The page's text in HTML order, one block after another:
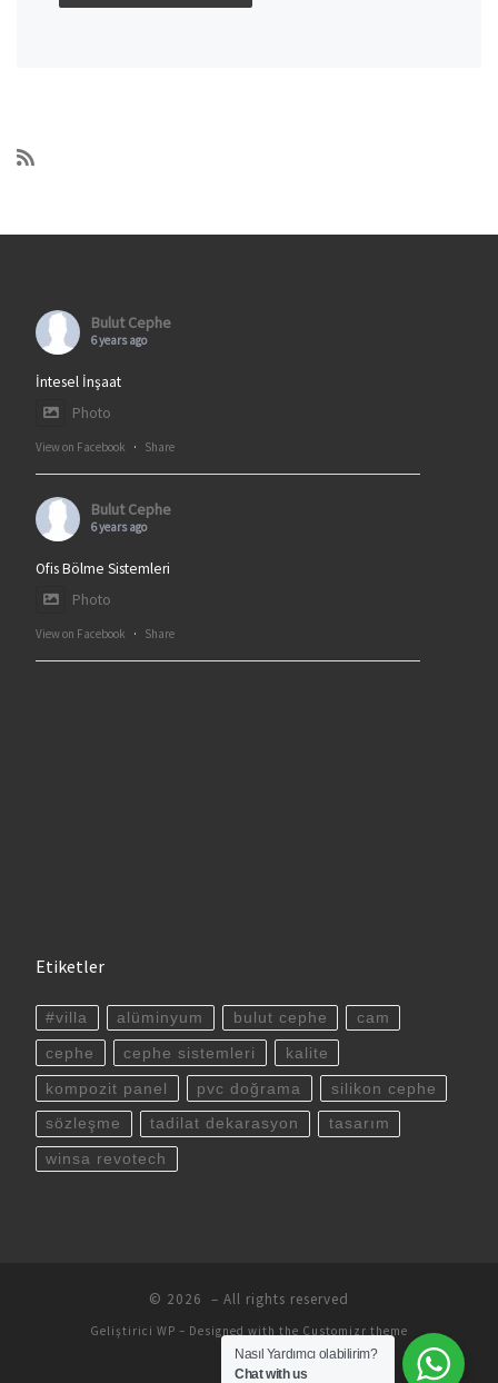
Bulut Cephe
6 years ago
İntesel İnşaat
Photo
View on Facebook · Share
Bulut Cephe
6 years ago
Ofis Bölme Sistemleri
Photo
View on Facebook · Share
Etiketler
#villa alüminyum bulut cephe cam
cephe cephe sistemleri kalite
kompozit panel pvc doğrama silikon cephe
sözleşme tadilat dekarasyon tasarım
winsa revotech
© 2026 – All rights reserved
Geliştirici WP – Designed with the Customizr theme
Nasıl Yardımcı olabilirim?
Chat with us